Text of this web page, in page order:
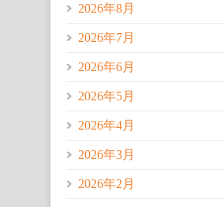
2026年8月
2026年7月
2026年6月
2026年5月
2026年4月
2026年3月
2026年2月